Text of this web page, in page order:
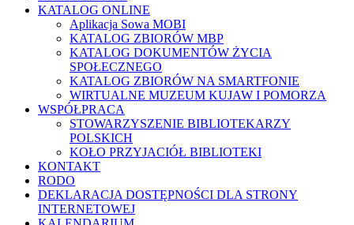
KATALOG ONLINE
Aplikacja Sowa MOBI
KATALOG ZBIORÓW MBP
KATALOG DOKUMENTÓW ŻYCIA
SPOŁECZNEGO
KATALOG ZBIORÓW NA SMARTFONIE
WIRTUALNE MUZEUM KUJAW I POMORZA
WSPÓŁPRACA
STOWARZYSZENIE BIBLIOTEKARZY
POLSKICH
KOŁO PRZYJACIÓŁ BIBLIOTEKI
KONTAKT
RODO
DEKLARACJA DOSTĘPNOŚCI DLA STRONY
INTERNETOWEJ